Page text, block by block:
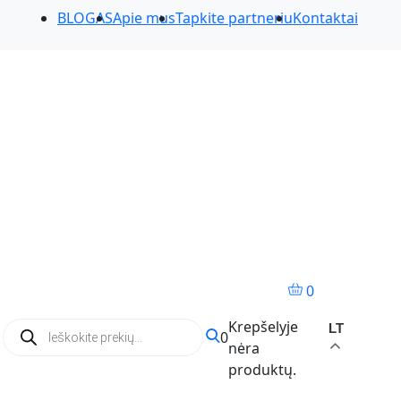
BLOGASApie musTapkite partneriuKontaktai
Products
search 0
0
Krepšelyje
nėra
produktų.
LT